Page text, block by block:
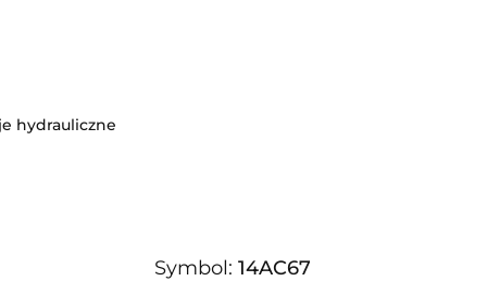
hydrauliczne
Symbol: 14AC67